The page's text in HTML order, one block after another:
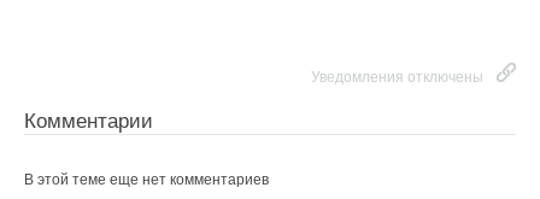
Уведомления отключены
Комментарии
В этой теме еще нет комментариев